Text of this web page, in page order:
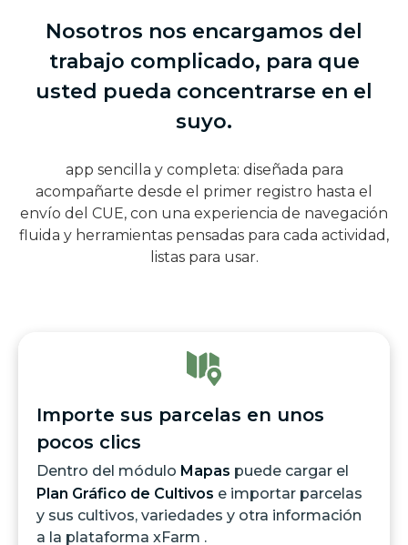
Nosotros nos encargamos del
trabajo complicado, para que
usted pueda concentrarse en el
suyo.
app sencilla y completa: diseñada para
acompañarte desde el primer registro hasta el
envío del CUE, con una experiencia de navegación
fluida y herramientas pensadas para cada actividad,
listas para usar.
Importe sus parcelas en unos
pocos clics
Dentro del módulo Mapas puede cargar el
Plan Gráfico de Cultivos e importar parcelas
y sus cultivos, variedades y otra información
a la plataforma xFarm .